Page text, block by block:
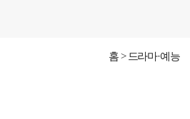
홈 드라마·예능